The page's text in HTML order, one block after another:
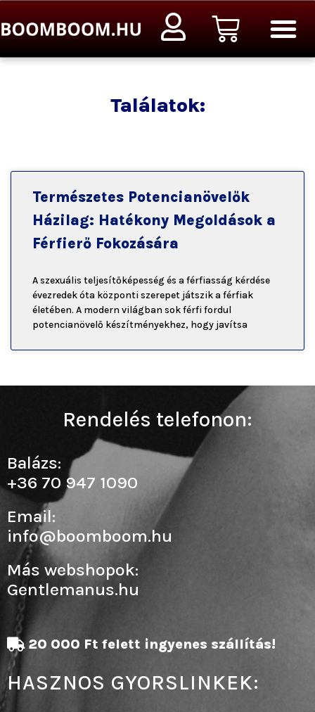
a
Kosár
Találatok:
Természetes Potencianövelők
Házilag: Hatékony Megoldások a
Férfierő Fokozására
A szexuális teljesítőképesség és a férfiasság kérdése
évezredek óta központi szerepet játszik a férfiak
életében. A modern világban sok férfi fordul
potencianövelő készítményekhez, hogy javítsa
20 000 Ft felett ingyenes szállítás!
HASZNOS GYORSLINKEK:
Rendelés telefonon:
Balázs:
+36 70 947 1090
Email:
info@boomboom.hu
Más webshopok:
Gentlemanus.hu